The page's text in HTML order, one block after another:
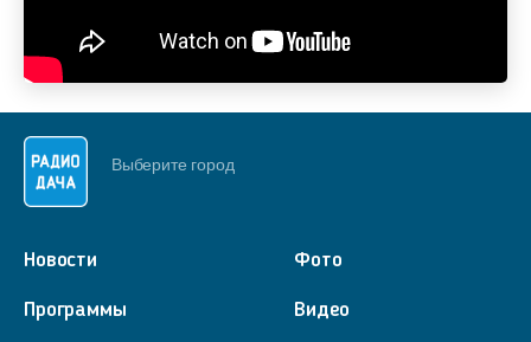
Выберите город
Новости
Программы
Фото
Видео